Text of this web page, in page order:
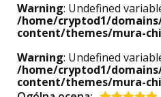
Warning: Undefined
/home/cryptod1/
content/themes/mura-
Warning: Undefined
/home/cryptod1/
content/themes/mura-